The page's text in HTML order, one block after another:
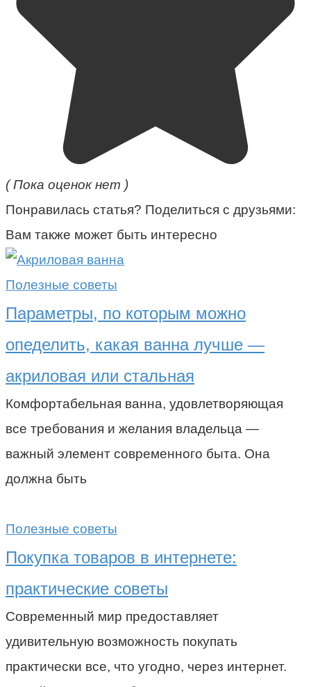
( Пока оценок нет )
Понравилась статья? Поделиться с друзьями:
Вам также может быть интересно
Полезные советы
Параметры, по которым можно
опеделить, какая ванна лучше —
акриловая или стальная
Комфортабельная ванна, удовлетворяющая
все требования и желания владельца —
важный элемент современного быта. Она
должна быть
Полезные советы
Покупка товаров в интернете:
практические советы
Современный мир предоставляет
удивительную возможность покупать
практически все, что угодно, через интернет.